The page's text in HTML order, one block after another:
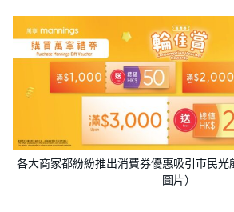
各大商家都紛紛推出消費券優惠吸引市民
圖片）